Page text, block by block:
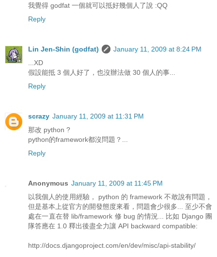
我覺得 godfat 一個就可以抵好幾個人了說 :QQ
Reply
Lin Jen-Shin (godfat)
January 11, 2009 at 8:24 PM
...XD
假設能抵 3 個人好了，也沒辦法做 30 個人的事...
Reply
scrazy January 11, 2009 at 11:31 PM
那改 python ?
python的framework都沒問題？...
Reply
Anonymous January 11, 2009 at 11:45 PM
以我個人的使用經驗， python 的 framework 不敢說有問題，
但是基本上從官方的開發態度來看，問題會少很多... 至少不會
處在一直在替 lib/framework 修 bug 的情況... 比如 Django 團
隊答應在 1.0 釋出後盡全力讓 API backward compatible:
http://docs.djangoproject.com/en/dev/misc/api-stability/